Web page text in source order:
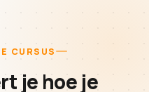
CURSUS
je hoe je